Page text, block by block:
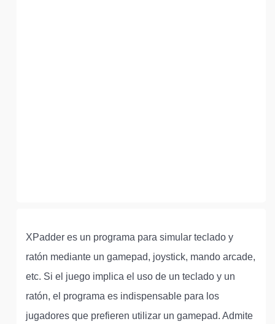
XPadder es un programa para simular teclado y
ratón mediante un gamepad, joystick, mando arcade,
etc. Si el juego implica el uso de un teclado y un
ratón, el programa es indispensable para los
jugadores que prefieren utilizar un gamepad. Admite